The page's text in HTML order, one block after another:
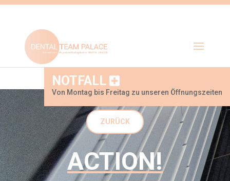
NOTFALL
Von Montag bis Freitag zu unseren Öffnungszeiten
ZURÜCK
ACTION!